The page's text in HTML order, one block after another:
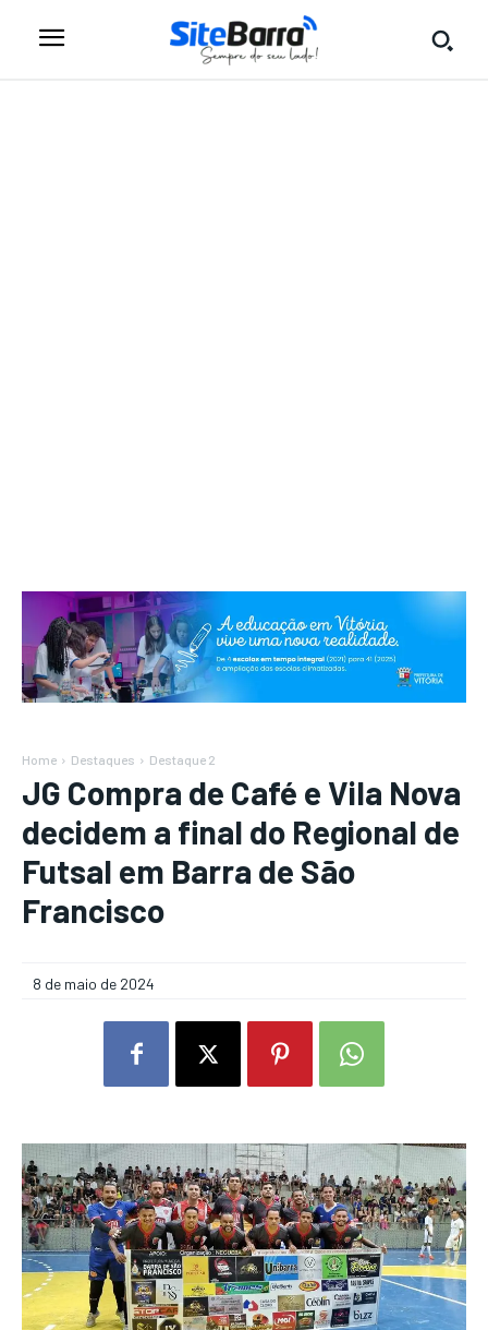
Home Destaques Destaque 2
JG Compra de Café e Vila Nova
decidem a final do Regional de
Futsal em Barra de São
Francisco
8 de maio de 2024